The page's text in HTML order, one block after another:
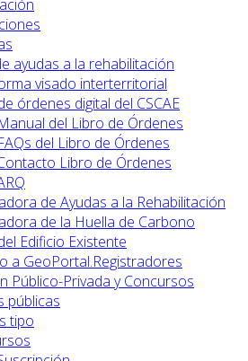
ayudas a la rehabilitación
visado interterritorial
órdenes digital del CSCAE
del Libro de Órdenes
del Libro de Órdenes
Libro de Órdenes
de Ayudas a la Rehabilitación
de la Huella de Carbono
Edificio Existente
a GeoPortal.Registradores
Público-Privada y Concursos
públicas
tipo